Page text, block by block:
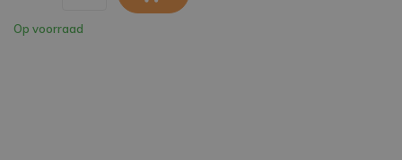
Op voorraad